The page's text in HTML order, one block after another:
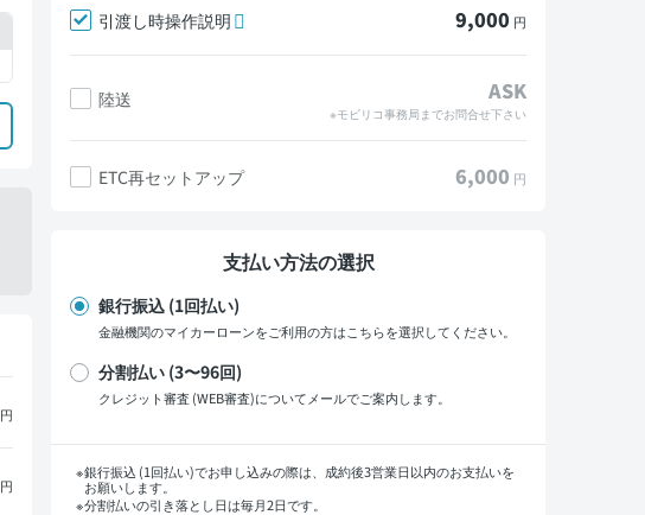
円
円
引渡し時操作説明 9,000 円
陸送 ASK
※モビリコ事務局までお問合せ下さい
ETC再セットアップ 6,000 円
支払い方法の選択
銀行振込 (1回払い)
金融機関のマイカーローンをご利用の方はこちらを選択してください。
分割払い (3〜96回)
クレジット審査 (WEB審査)についてメールでご案内します。
支払い回数
銀行振込 (1回払い)でお申し込みの際は、成約後3営業日以内のお支払いを
お願いします。
分割払いの引き落とし日は毎月2日です。